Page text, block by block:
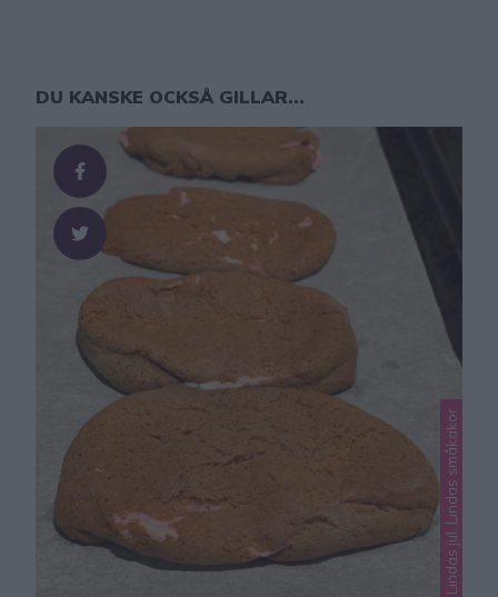
DU KANSKE OCKSÅ GILLAR...
Lindas jul, Lindas småkakor